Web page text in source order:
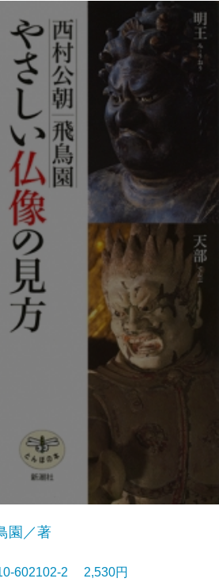
園／著
602102-2 2,530円